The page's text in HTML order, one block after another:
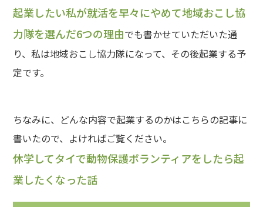
起業したい私が就活を早々にやめて地域おこし協
力隊を選んだ6つの理由でも書かせていただいた通
り、私は地域おこし協力隊になって、その後起業する予
定です。
ちなみに、どんな内容で起業するのかはこちらの記事に
書いたので、よければご覧ください。
休学してタイで動物保護ボランティアをしたら起
業したくなった話